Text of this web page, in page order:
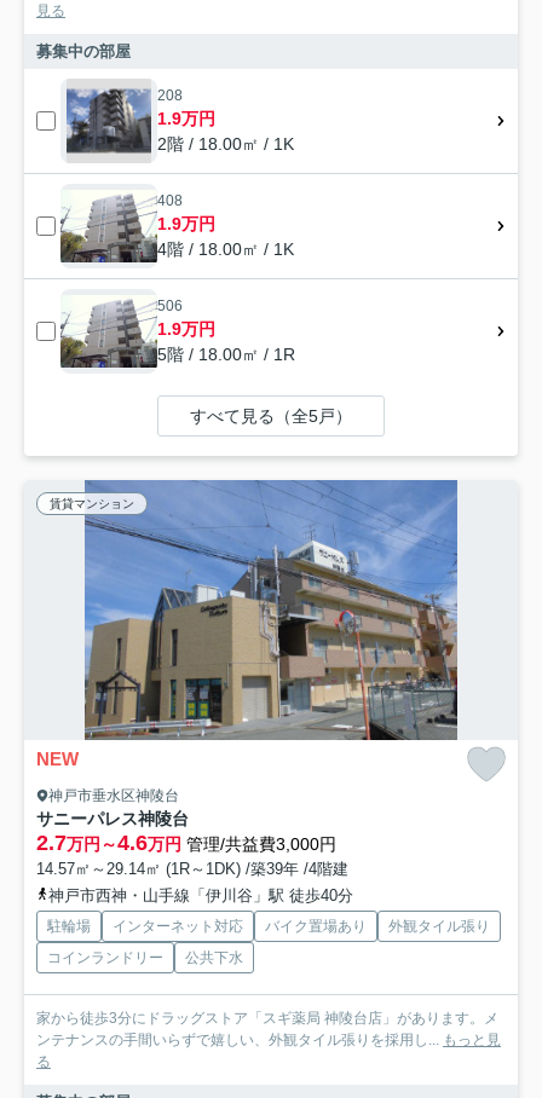
見る
募集中の部屋
208
1.9万円
2階 / 18.00㎡ / 1K
408
1.9万円
4階 / 18.00㎡ / 1K
506
1.9万円
5階 / 18.00㎡ / 1R
すべて見る（全5戸）
賃貸マンション
NEW
神戸市垂水区神陵台
サニーパレス神陵台
2.7万円～4.6万円 管理/共益費3,000円
14.57㎡～29.14㎡ (1R～1DK) /築39年 /4階建
神戸市西神・山手線「伊川谷」駅 徒歩40分
駐輪場 インターネット対応 バイク置場あり
外観タイル張り
コインランドリー
公共下水
家から徒歩3分にドラッグストア「スギ薬局 神陵台店」があります。メ
ンテナンスの手間いらずで嬉しい、外観タイル張りを採用し... もっと見
る